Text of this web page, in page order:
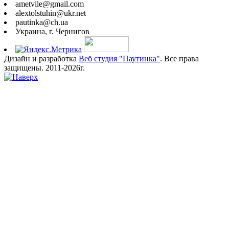
ametvile@gmail.com
alextolstuhin@ukr.net
pautinka@ch.ua
Украина, г. Чернигов
Дизайн и разработка Веб студия "Паутинка". Все права
защищены. 2011-2026г.